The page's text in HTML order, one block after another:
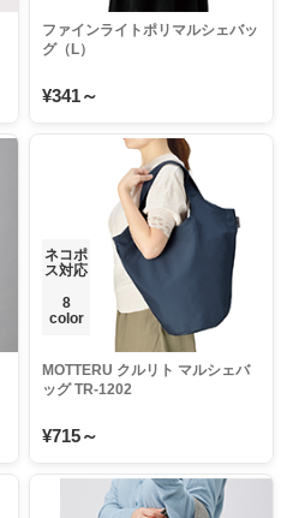
ファインライトポリマルシェバッ
グ（L）
¥341～
ネコポ
ス対応
8
color
MOTTERU クルリト マルシェバ
ッグ TR-1202
¥715～